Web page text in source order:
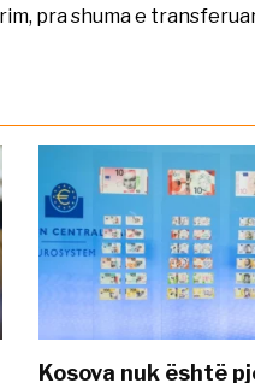
pra shuma e
Kosova nuk është